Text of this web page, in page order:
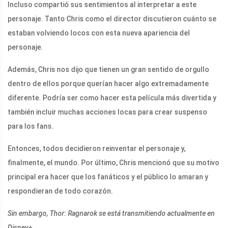
Incluso compartió sus sentimientos al interpretar a este
personaje. Tanto Chris como el director discutieron cuánto se
estaban volviendo locos con esta nueva apariencia del
personaje.
Además, Chris nos dijo que tienen un gran sentido de orgullo
dentro de ellos porque querían hacer algo extremadamente
diferente. Podría ser como hacer esta película más divertida y
también incluir muchas acciones locas para crear suspenso
para los fans.
Entonces, todos decidieron reinventar el personaje y,
finalmente, el mundo. Por último, Chris mencionó que su motivo
principal era hacer que los fanáticos y el público lo amaran y
respondieran de todo corazón.
Sin embargo, Thor: Ragnarok se está transmitiendo actualmente en